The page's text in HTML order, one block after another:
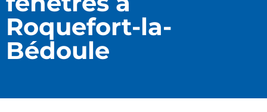
Roquefort-la-
Bédoule